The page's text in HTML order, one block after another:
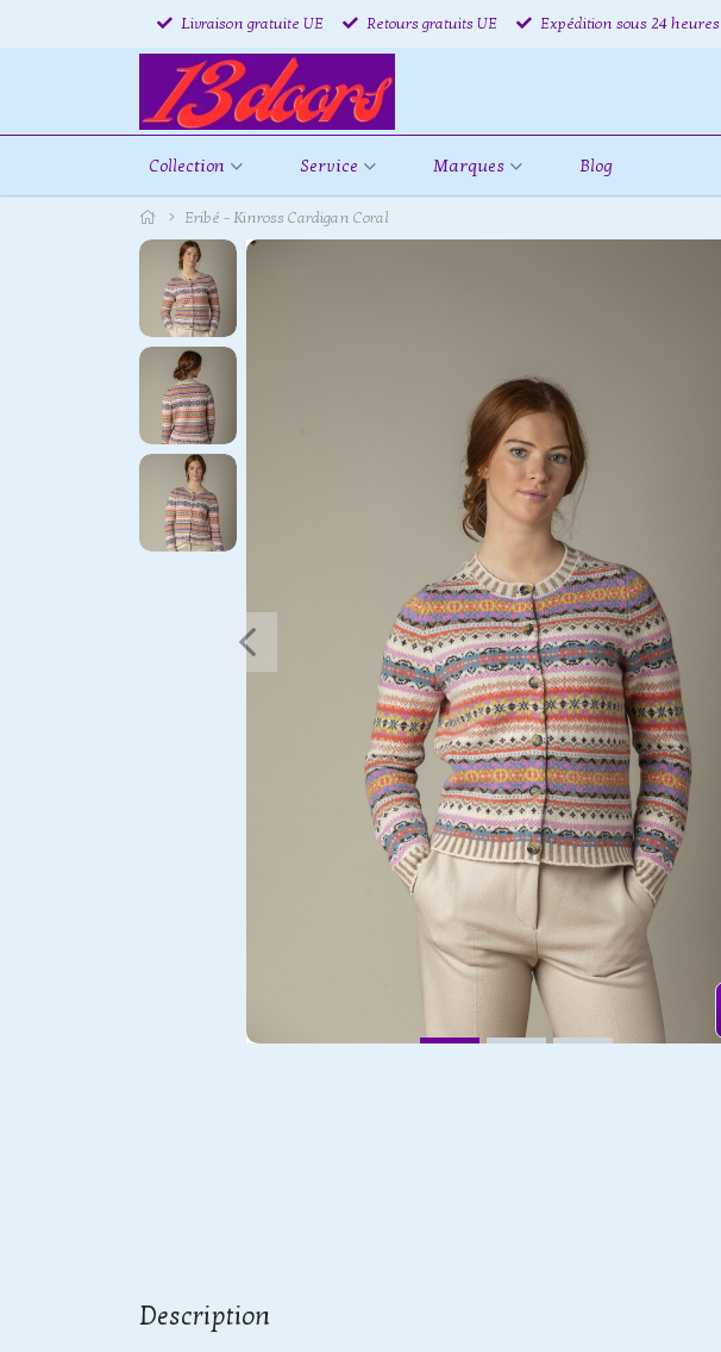
Livraison gratuite UE Retours gratuits UE Expédition sous 24 heures
Collection Service Marques Blog
Eribé - Kinross Cardigan Coral
Description